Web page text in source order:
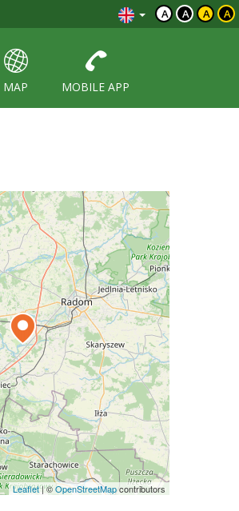
A A A A
MAP
MOBILE APP
Leaflet|©OpenStreetMapcontributors